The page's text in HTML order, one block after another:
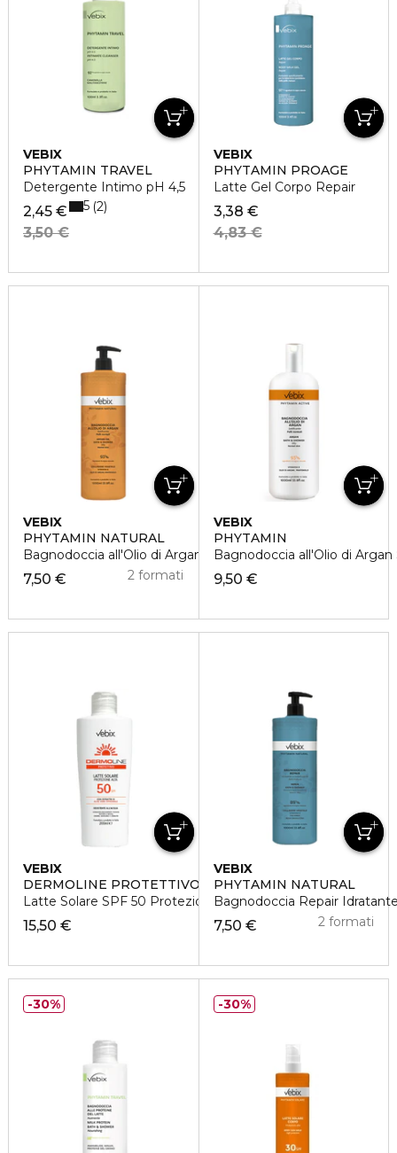
VEBIX
PHYTAMIN TRAVEL
Detergente Intimo pH 4,5
2,45 €
3,50 €
5 2
VEBIX
PHYTAMIN PROAGE
Latte Gel Corpo Repair
3,38 €
4,83 €
VEBIX
PHYTAMIN NATURAL
Bagnodoccia all'Olio di Argan Setificante
7,50 € 2 formati
VEBIX
PHYTAMIN
Bagnodoccia all'Olio di
9,50 €
VEBIX
DERMOLINE PROTETTIVO
Latte Solare SPF 50 Protezione Alta
15,50 €
VEBIX
PHYTAMIN NATURAL
Bagnodoccia Repair
7,50 € 2 formati
30% 30%